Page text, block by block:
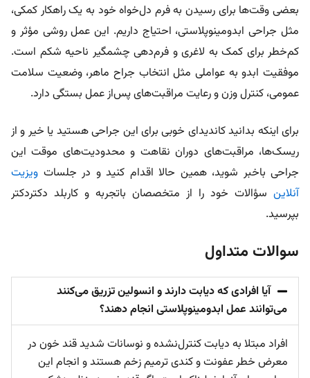
بعضی وقت‌ها برای رسیدن به فرم دل‌خواه خود به یک راهکار کمکی،
مثل جراحی ابدومینوپلاستی، احتیاج داریم. این عمل روشی مؤثر و
کم‌خطر برای کمک به لاغری و فرم‌دهی چشمگیر ناحیه شکم است.
موفقیت ابدو به عواملی مثل انتخاب جراح ماهر، وضعیت سلامت
عمومی، کنترل وزن و رعایت مراقبت‌های پس‌از عمل بستگی دارد.
برای اینکه بدانید کاندیدای خوبی برای این جراحی هستید یا خیر و از
ریسک‌ها، مراقبت‌های دوران نقاهت و محدودیت‌های موقت این
جراحی باخبر شوید، همین حالا اقدام کنید و در جلسات ویزیت
آنلاین سؤالات خود را از متخصصان باتجربه و کاربلد دکتردکتر
بپرسید.
سوالات متداول
آیا افرادی که دیابت دارند و انسولین تزریق می‌کنند
می‌توانند عمل ابدومینوپلاستی انجام دهند؟
افراد مبتلا به دیابت کنترل‌نشده و نوسانات شدید قند خون در
معرض خطر عفونت و کندی ترمیم زخم هستند و انجام این